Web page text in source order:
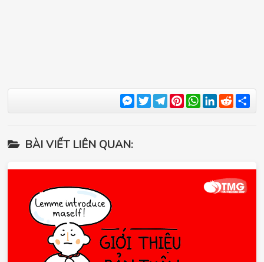
Messenger
TwitterTelegram
Pinterest
WhatsApp
LinkedIn
Reddit
BÀI VIẾT LIÊN QUAN: